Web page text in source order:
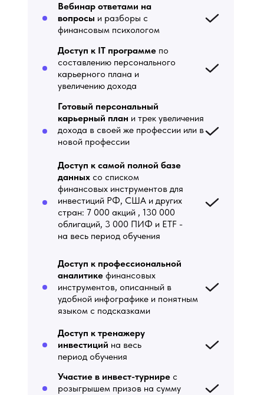
Доступ к тренажеру
инвестиций на весь
период обучения
Доступ к самой полной базе
данных со списком
финансовых инструментов для
инвестиций РФ, США и других
стран: 7 000 акций , 130 000
облигаций, 3 000 ПИФ и ETF -
на весь период обучения
Вебинар ответами на
вопросы и разборы с
финансовым психологом
Доступ к профессиональной
аналитике финансовых
инструментов, описанный в
удобной инфографике и понятным
языком с подсказками
Участие в инвест-турнире с
розыгрышем призов на сумму
Доступ к IT программе по
составлению персонального
карьерного плана и
увеличению дохода
Готовый персональный
карьерный план и трек увеличения
дохода в своей же профессии или в
новой профессии